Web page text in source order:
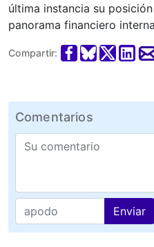
última instancia su
panorama financiero
Compartir:
Comentarios
Enviar